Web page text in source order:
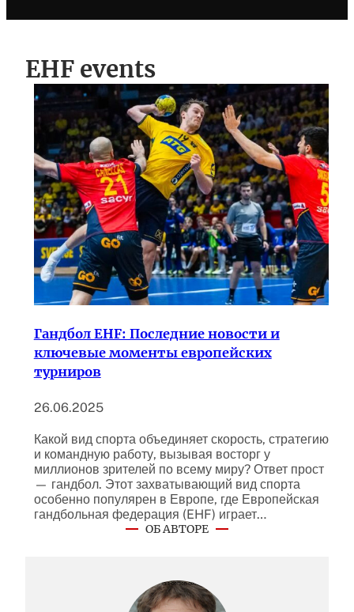
EHF events
Гандбол EHF: Последние новости и
ключевые моменты европейских
турниров
26.06.2025
Какой вид спорта объединяет скорость, стратегию
и командную работу, вызывая восторг у
миллионов зрителей по всему миру? Ответ прост
— гандбол. Этот захватывающий вид спорта
особенно популярен в Европе, где Европейская
гандбольная федерация (EHF) играет…
ОБ АВТОРЕ